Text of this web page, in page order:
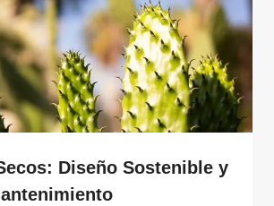
Diseño Sostenible y